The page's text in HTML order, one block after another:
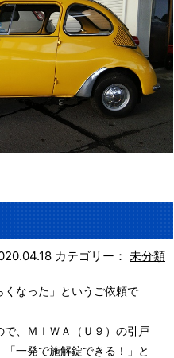
カテゴリー： 未分類
くなった」というご依頼で
、ＭＩＷＡ（Ｕ９）の引戸
一発で施解錠できる！」と